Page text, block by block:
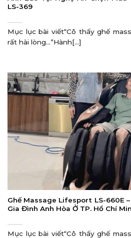
LS-369
Mục lục bài viết“Cô thấy ghế
rất hài lòng…”Hành[...]
Ghế Massage Lifesport LS-660E
Gia Đình Anh Hòa Ở TP. Hồ Chí
Mục lục bài viết“Cô thấy ghế